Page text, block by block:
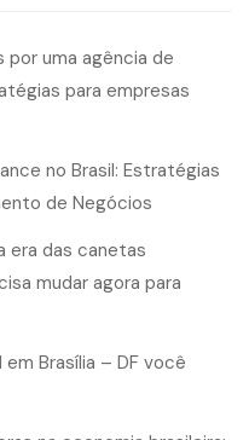
uma agência de
para empresas
no Brasil: Estratégias
de Negócios
era das canetas
mudar agora para
Brasília – DF você